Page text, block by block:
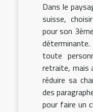
Dans le
suisse,
pour son
toute
retraite, mais
réduire sa
des
pour faire un